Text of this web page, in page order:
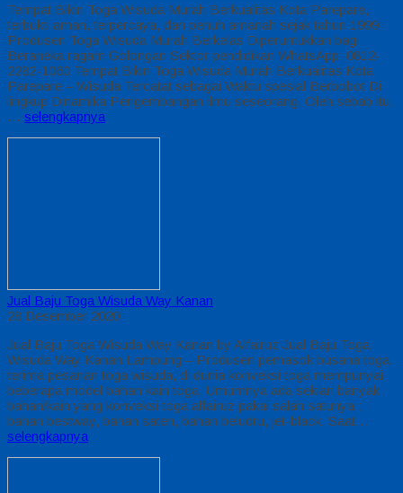
Tempat Bikin Toga Wisuda Murah Berkualitas Kota Parepare,
terbukti aman, terpercaya, dan penuh amanah sejak tahun 1999
Produsen Toga Wisuda Murah Berkelas Diperuntukkan bagi
Beraneka ragam Golongan Sektor pendidikan WhatsApp: 0812-
2282-1060 Tempat Bikin Toga Wisuda Murah Berkualitas Kota
Parepare – Wisuda Tercatat sebagai Waktu spesial Berbobot Di
lingkup Dinamika Pengembangan ilmu seseorang. Oleh sebab itu,
… selengkapnya
Jual Baju Toga Wisuda Way Kanan
28 Desember 2020
Jual Baju Toga Wisuda Way Kanan by Alfairuz Jual Baju Toga
Wisuda Way Kanan Lampung – Produsen pemasok busana toga.
terima pesanan toga wisuda, di dunia konveksi toga mempunyai
beberapa model bahan kain toga. Umumnya ada sekian banyak
bahan/kain yang konveksi toga alfairuz pakai salah satunya :
bahan bestway, bahan saten, bahan beludru, jet-black. Saat…
selengkapnya